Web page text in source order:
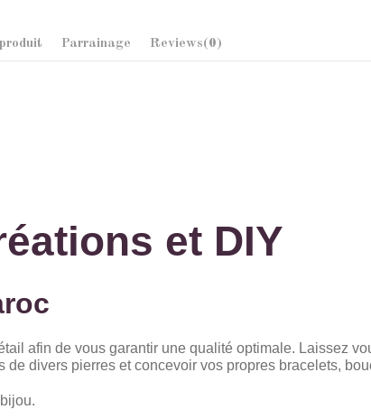
Parrainage Reviews(0)
et DIY
afin de vous garantir une qualité optimale. Laissez
divers pierres et concevoir vos propres bracelets,